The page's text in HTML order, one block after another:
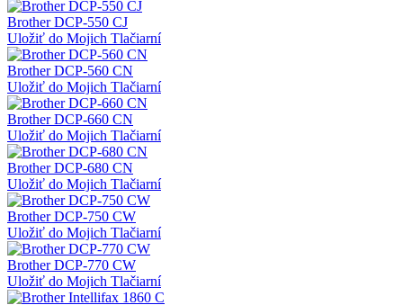
Brother DCP-550 CJ
Uložiť do Mojich Tlačiarní
Brother DCP-560 CN
Uložiť do Mojich Tlačiarní
Brother DCP-660 CN
Uložiť do Mojich Tlačiarní
Brother DCP-680 CN
Uložiť do Mojich Tlačiarní
Brother DCP-750 CW
Uložiť do Mojich Tlačiarní
Brother DCP-770 CW
Uložiť do Mojich Tlačiarní